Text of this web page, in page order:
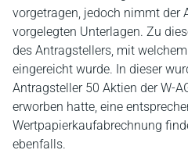
vorgetragen, jedoch nimmt der
vorgelegten Unterlagen. Zu
des Antragstellers, mit
eingereicht wurde. In dieser
Antragsteller 50 Aktien der W-
erworben hatte, eine
Wertpapierkaufabrechnung
ebenfalls.